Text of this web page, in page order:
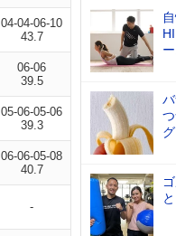
04-04-06-10
43.7
06-06
39.5
05-06-05-06
39.3
06-06-05-08
40.7
-